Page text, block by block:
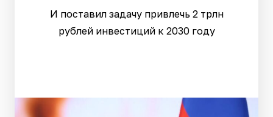
И поставил задачу привлечь 2 трлн
рублей инвестиций к 2030 году